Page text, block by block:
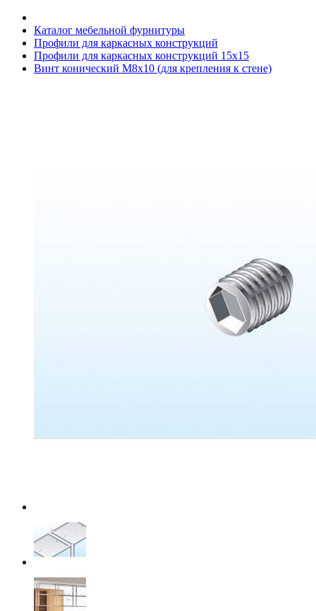
Каталог мебельной фурнитуры
Профили для каркасных конструкций
Профили для каркасных конструкций 15х15
Винт конический М8х10 (для крепления к стене)